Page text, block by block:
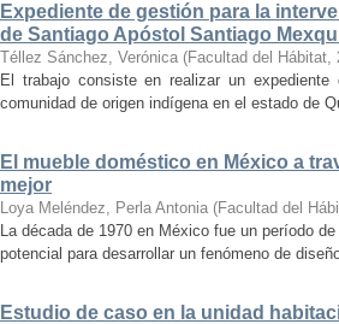
Expediente de gestión para la
de Santiago Apóstol Santiago
Téllez Sánchez, Verónica (Facultad del Hábitat,
El trabajo consiste en realizar un
comunidad de origen indígena en el estado de
El mueble doméstico en México a
mejor
Loya Meléndez, Perla Antonia (Facultad del
La década de 1970 en México fue un período
potencial para desarrollar un fenómeno de
Estudio de caso en la unidad